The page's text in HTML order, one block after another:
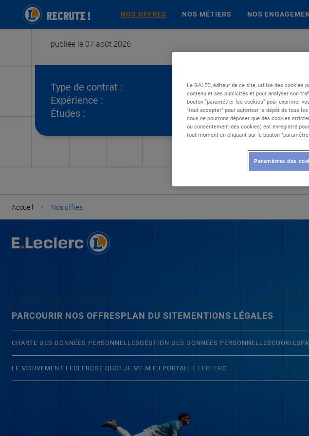
NOS OFFRES NOS MÉTIERS NOS
publiée le 07 août 2026
Type de contrat :
Expérience :
Études :
Accueil › Nos offres
PARCOURIR NOS OFFRESPLAN DU SITEMENTIONS LÉGALES
CHARTE DES DONNÉES PERSONNELLESGESTION DES DONNÉES PERSONNELLESCOOKIES
LE MOUVEMENT LECLERCDE QUOI JE ME M.E.LPORTAIL E.LECLERC
Le GALEC, éditeur de ce site, utilise des cookies
contenu et ses publicités et pour analyser son
bouton “paramétrer les cookies” pour exprimer
"tout accepter" pour autoriser le dépôt de tous
nous ne pourrons déposer que des cookies
ou consentement des cookies) est enregistré
tout moment en cliquant sur le bouton
Paramètres des